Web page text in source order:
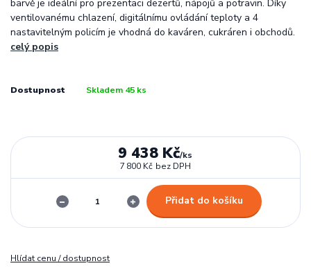
barvě je ideální pro prezentaci dezertů, nápojů a potravin. Díky
ventilovanému chlazení, digitálnímu ovládání teploty a 4
nastavitelným policím je vhodná do kaváren, cukráren i obchodů.
celý popis
Dostupnost Skladem 45 ks
9 438 Kč/ks
7 800 Kč bez DPH
Přidat do košíku
Hlídat cenu / dostupnost